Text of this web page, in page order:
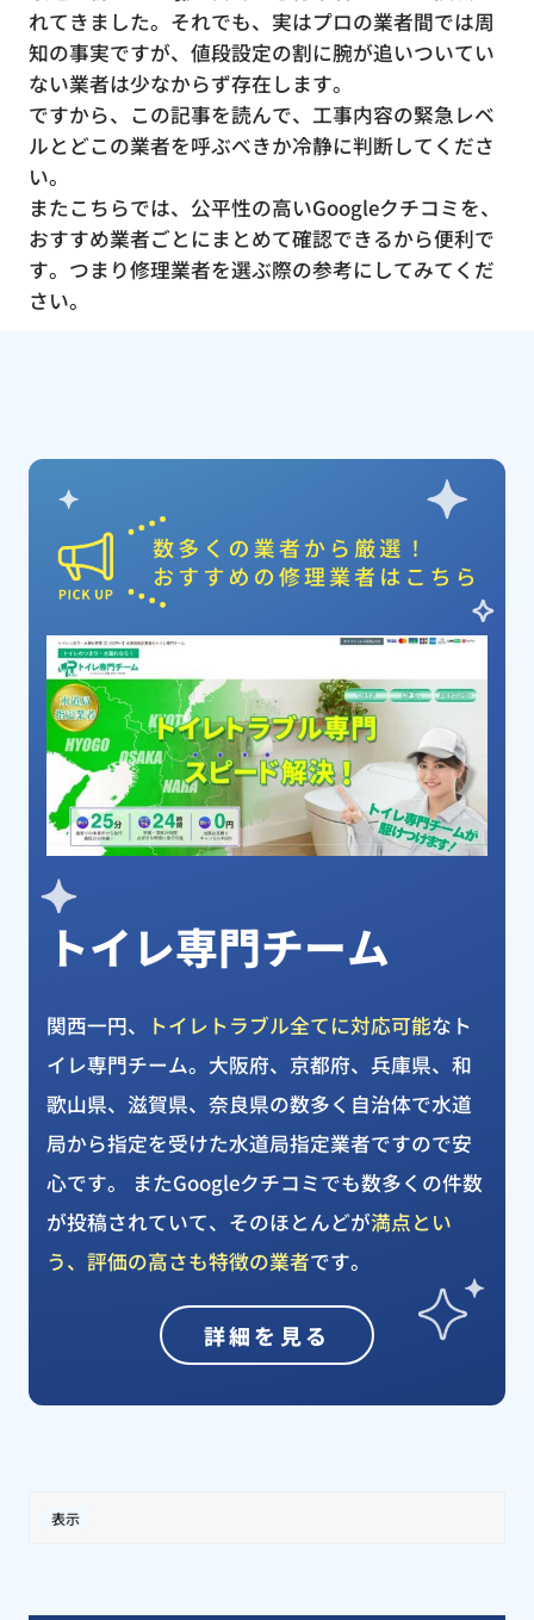
れてきました。それでも、実はプロの業者間では周
知の事実ですが、値段設定の割に腕が追いついてい
ない業者は少なからず存在します。
ですから、この記事を読んで、工事内容の緊急レベ
ルとどこの業者を呼ぶべきか冷静に判断してくださ
い。
またこちらでは、公平性の高いGoogleクチコミを、
おすすめ業者ごとにまとめて確認できるから便利で
す。つまり修理業者を選ぶ際の参考にしてみてくだ
さい。
ピックアップ業者
トイレ専門チーム
関西一円、 トイレトラブル全てに対応可能なト
イレ専門チーム。大阪府、京都府、兵庫県、和
歌山県、滋賀県、奈良県の数多く自治体で水道
局から指定を受けた水道局指定業者ですので安
心です。 またGoogleクチコミでも数多くの件数
が投稿されていて、そのほとんどが満点とい
う、評価の高さも特徴の業者です。
詳細を見る
表示